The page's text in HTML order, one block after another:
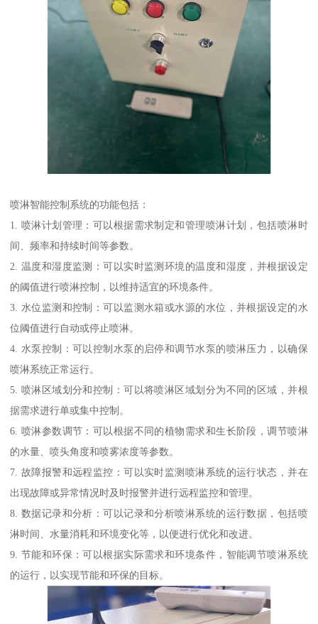
喷淋智能控制系统的功能包括：
1. 喷淋计划管理：可以根据需求制定和管理喷淋计划，包括喷淋时
间、频率和持续时间等参数。
2. 温度和湿度监测：可以实时监测环境的温度和湿度，并根据设定
的阈值进行喷淋控制，以维持适宜的环境条件。
3. 水位监测和控制：可以监测水箱或水源的水位，并根据设定的水
位阈值进行自动或停止喷淋。
4. 水泵控制：可以控制水泵的启停和调节水泵的喷淋压力，以确保
喷淋系统正常运行。
5. 喷淋区域划分和控制：可以将喷淋区域划分为不同的区域，并根
据需求进行单或集中控制。
6. 喷淋参数调节：可以根据不同的植物需求和生长阶段，调节喷淋
的水量、喷头角度和喷雾浓度等参数。
7. 故障报警和远程监控：可以实时监测喷淋系统的运行状态，并在
出现故障或异常情况时及时报警并进行远程监控和管理。
8. 数据记录和分析：可以记录和分析喷淋系统的运行数据，包括喷
淋时间、水量消耗和环境变化等，以便进行优化和改进。
9. 节能和环保：可以根据实际需求和环境条件，智能调节喷淋系统
的运行，以实现节能和环保的目标。